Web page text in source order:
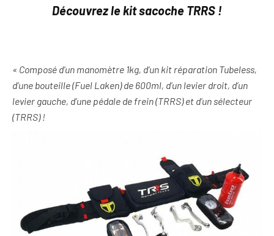
Découvrez le kit sacoche TRRS !
« Composé d’un manomètre 1kg, d’un kit réparation Tubeless,
d’une bouteille (Fuel Laken) de 600ml, d’un levier droit, d’un
levier gauche, d’une pédale de frein (TRRS) et d’un sélecteur
(TRRS) !